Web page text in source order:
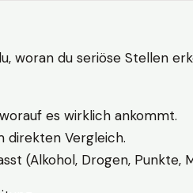
woran du seriöse Stellen
es wirklich ankommt.
direkten Vergleich.
(Alkohol, Drogen, Punkte,